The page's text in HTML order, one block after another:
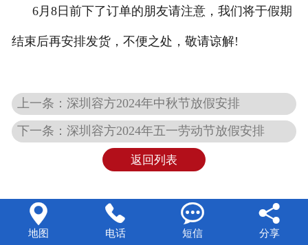
6月8日前下了订单的朋友请注意，我们将于假期
结束后再安排发货，不便之处，敬请谅解!
上一条：深圳容方2024年中秋节放假安排
下一条：深圳容方2024年五一劳动节放假安排
返回列表

地图

电话

短信

分享